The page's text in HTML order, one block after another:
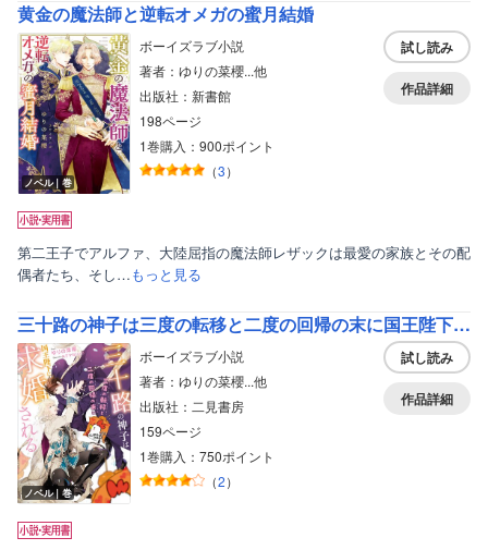
黄金の魔法師と逆転オメガの蜜月結婚
ノベル｜巻
ボーイズラブ小説
著者：ゆりの菜櫻...他
出版社：新書館
198ページ
1巻購入：900ポイント
（3）
試し読み
作品詳細
第二王子でアルファ、大陸屈指の魔法師レザックは最愛の家族とその配
偶者たち、そし…もっと見る
三十路の神子は三度の転移と二度の回帰の末に国王陛下に求婚される
ノベル｜巻
ボーイズラブ小説
著者：ゆりの菜櫻...他
出版社：二見書房
159ページ
1巻購入：750ポイント
（2）
試し読み
作品詳細